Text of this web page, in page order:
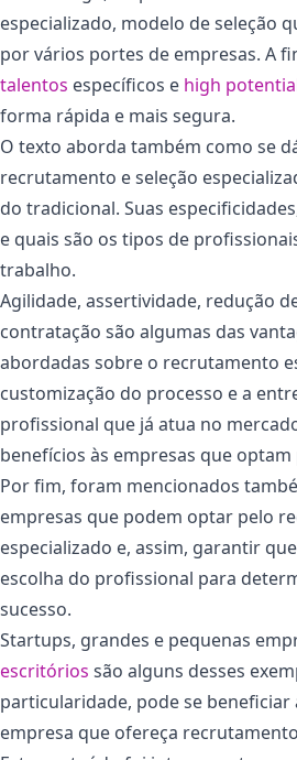
especializado, modelo de seleção
por vários portes de empresas. A
talentos específicos e high
forma rápida e mais segura.
O texto aborda também como se
recrutamento e seleção
do tradicional. Suas
e quais são os tipos de
trabalho.
Agilidade, assertividade, redução
contratação são algumas das
abordadas sobre o recrutamento
customização do processo e a
profissional que já atua no
benefícios às empresas que
Por fim, foram mencionados
empresas que podem optar pelo
especializado e, assim, garantir
escolha do profissional para
sucesso.
Startups, grandes e pequenas
escritórios são alguns desses
particularidade, pode se
empresa que ofereça